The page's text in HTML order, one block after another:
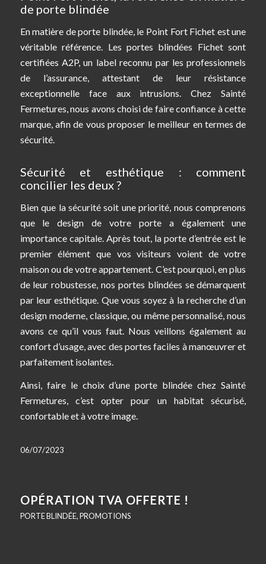
de porte blindée
En matière de porte blindée, le Point Fort Fichet est une
véritable référence. Les portes blindées Fichet sont
certifiées A2P, un label reconnu par les professionnels
de l’assurance, attestant de leur résistance
exceptionnelle face aux intrusions. Chez Sainté
Fermetures, nous avons choisi de faire confiance à cette
marque, afin de vous proposer le meilleur en termes de
sécurité.
Sécurité et esthétique : comment
concilier les deux ?
Bien que la sécurité soit une priorité, nous comprenons
que le design de votre porte a également une
importance capitale. Après tout, la porte d’entrée est le
premier élément que vos visiteurs voient de votre
maison ou de votre appartement. C’est pourquoi, en plus
de leur robustesse, nos portes blindées se démarquent
par leur esthétique. Que vous soyez à la recherche d’un
design moderne, classique, ou même personnalisé, nous
avons ce qu’il vous faut. Nous veillons également au
confort d’usage, avec des portes faciles à manœuvrer et
parfaitement isolantes.
Ainsi, faire le choix d’une porte blindée chez Sainté
Fermetures, c’est opter pour un habitat sécurisé,
confortable et à votre image.
06/07/2023
OPÉRATION TVA OFFERTE !
PORTE BLINDÉE,PROMOTIONS